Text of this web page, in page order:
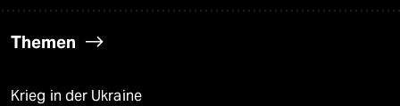
Themen
Krieg in der Ukraine